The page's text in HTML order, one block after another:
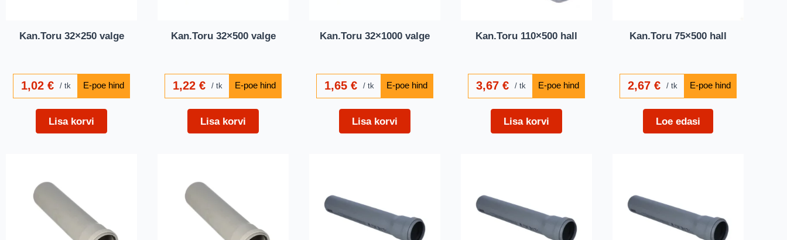
Kan.Toru 32×250 valge
1,02€ tk
Lisa korvi
Kan.Toru 32×500 valge
1,22€ tk
Lisa korvi
Kan.Toru 32×1000 valge
1,65€ tk
Lisa korvi
Kan.Toru 110×500 hall
3,67€ tk
Lisa korvi
Kan.Toru 75×500 hall
2,67€ tk
Loe edasi